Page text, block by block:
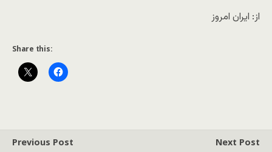
از: ایران امروز
Share this:
Previous Post Next Post